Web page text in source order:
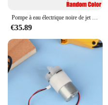
Pompe à eau électrique noire de jet d'eau de diaphragme de 5.5L/min 12V 220V DP-537 130PSI agricole à haute pression micro
€35.89